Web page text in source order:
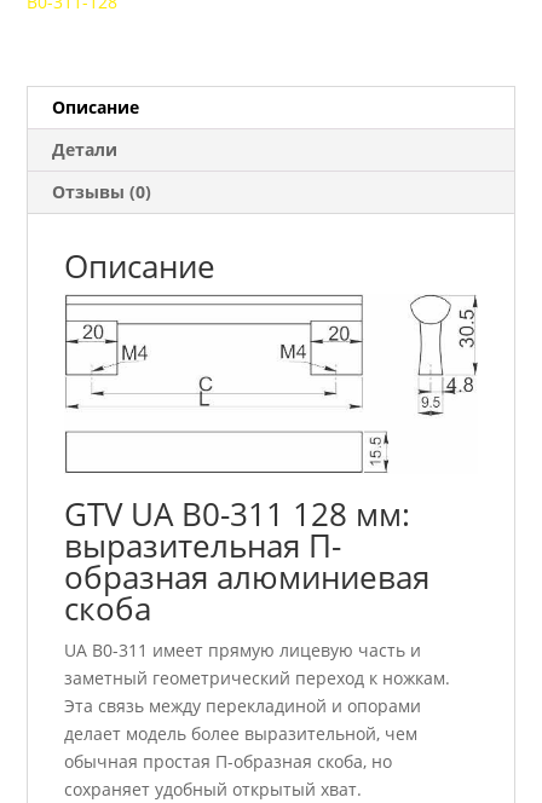
алюминий
Описание
Детали
Отзывы (0)
Описание
GTV UA B0-311 128 мм:
выразительная П-
образная алюминиевая
скоба
UA B0-311 имеет прямую лицевую часть и
заметный геометрический переход к ножкам.
Эта связь между перекладиной и опорами
делает модель более выразительной, чем
обычная простая П-образная скоба, но
сохраняет удобный открытый хват.